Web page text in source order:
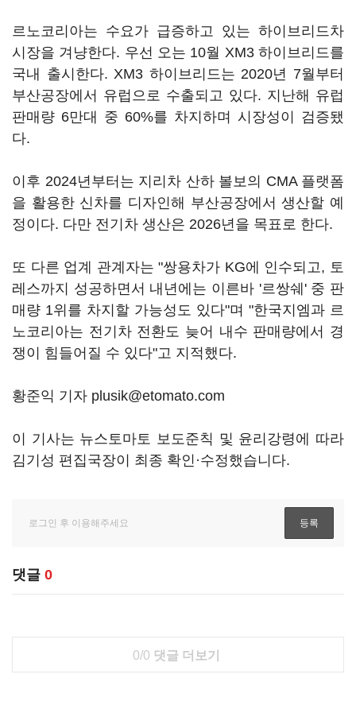
르노코리아는 수요가 급증하고 있는 하이브리드차
시장을 겨냥한다. 우선 오는 10월 XM3 하이브리드를
국내 출시한다. XM3 하이브리드는 2020년 7월부터
부산공장에서 유럽으로 수출되고 있다. 지난해 유럽
판매량 6만대 중 60%를 차지하며 시장성이 검증됐
다.
이후 2024년부터는 지리차 산하 볼보의 CMA 플랫폼
을 활용한 신차를 디자인해 부산공장에서 생산할 예
정이다. 다만 전기차 생산은 2026년을 목표로 한다.
또 다른 업계 관계자는 "쌍용차가 KG에 인수되고, 토
레스까지 성공하면서 내년에는 이른바 '르쌍쉐' 중 판
매량 1위를 차지할 가능성도 있다"며 "한국지엠과 르
노코리아는 전기차 전환도 늦어 내수 판매량에서 경
쟁이 힘들어질 수 있다"고 지적했다.
황준익 기자 plusik@etomato.com
이 기사는 뉴스토마토 보도준칙 및 윤리강령에 따라
김기성 편집국장이 최종 확인·수정했습니다.
댓글 0
0/0 댓글 더보기